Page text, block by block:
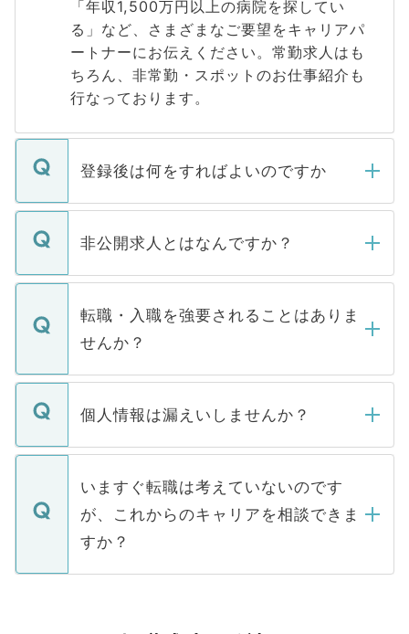
「年収1,500万円以上の病院を探してい
る」など、さまざまなご要望をキャリアパ
ートナーにお伝えください。常勤求人はも
ちろん、非常勤・スポットのお仕事紹介も
行なっております。
登録後は何をすればよいのですか
ご登録いただきましたら、弊社担当者がご
登録内容を確認し、その後メールもしくは
ます。通常、5営業日以内にはご連絡をせて
いただきますので、しばらくお待ちくださ
非公開求人とはなんですか？
マイナビDOCTORで取り扱っている求人の
うち約3割は、Webサイトからご覧いただ
けない「非公開求人」です。非公開求人は
下記の理由によって、一般には公開してい
ません。
■応募殺到を避けるため 人気のある医療機
関を公にしてしまうと、応募が殺到する場
に、医療機関が求める条件に合った人材の
みを人材紹介会社に依頼するケースが増え
ています。
転職・入職を強要されることはありま
せんか？
転職・入職を強要することは一切ありませ
ん。また、仮に応募先から内定をいただい
定を承諾する必要はありません。内定先へ
の辞退の連絡はキャリアパートナーが行い
個人情報は漏えいしませんか？
個人情報が漏えいすることはありませんの
で、ご安心ください。当サイトからの登録
などで収集したご登録者様の個人情報は、
ご本人のキャリアアップおよび転職活動の
支援を目的に使用いたします。お預かりし
ているすべての個人データはご本人の許可
いますぐ転職は考えていないのです
が、これからのキャリアを相談できま
すか？